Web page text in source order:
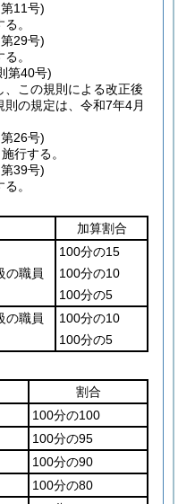
11号)
。
29号)
。
第40号)
、この規則による改正後
の規定は、令和7年4月
26号)
行する。
39号)
。
加算割合
100分の15
の職員
100分の10
100分の5
の職員
100分の10
100分の5
割合
100分の100
100分の95
100分の90
100分の80